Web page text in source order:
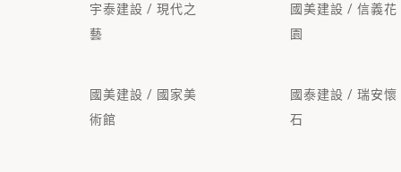
宇泰建設 / 現代之
藝
國美建設 / 信義花
園
國美建設 / 國家美
術館
國泰建設 / 瑞安懷
石